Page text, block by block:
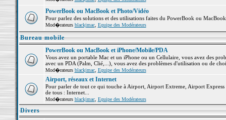
PowerBook ou MacBook et Photo/Vidéo
Pour parlez des solutions et des utilisations faites du PowerBook ou
Mod�rateurs blackjmac, Equipe des Modérateurs
Bureau mobile
PowerBook ou MacBook et iPhone/Mobile/PDA
Vous avez un portable Mac et un iPhone ou un Cellulaire, vous avez des
avec un PDA (Palm, Clié,...), vous avez des problèmes d'utilisation ou de
Mod�rateurs blackjmac, Equipe des Modérateurs
Airport, réseaux et Internet
Pour parler de tout ce qui touche à Airport, Airport Extreme, Airport
de tous : Internet...
Mod�rateurs blackjmac, Equipe des Modérateurs
Divers